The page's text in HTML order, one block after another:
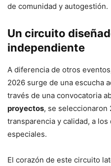
de comunidad y autogestión.
Un circuito
independiente
A diferencia de otros
2026 surge de una escucha
través de una convocatoria
proyectos, se
transparencia y calidad, a
especiales.
El corazón de este circuito